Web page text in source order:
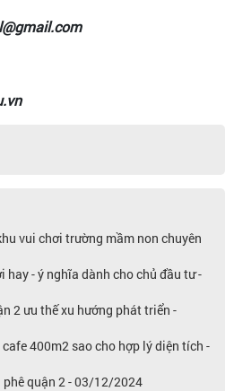
vui chơi trường mầm non chuyên
hay - ý nghĩa dành cho chủ đầu tư -
2 ưu thế xu hướng phát triển -
400m2 sao cho hợp lý diện tích -
quận 2 - 03/12/2024